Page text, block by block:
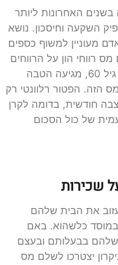
האחרונות ליותר
השקעה וחיסכון. נושא
מעוניין למשוף כספים
רווחי הון על הרווחים
מהקופה אך לאנשים מעל גיל 60, מגיעה הטבה
הזה. הפטור רלוונטי רק
חודשית, בדומה לקרן
של כול הסכום
שכירות
את הבית שלהם
במוסד כלשהוא. באם
בבעלותם ובעצם
יצטרכו לשלם מס